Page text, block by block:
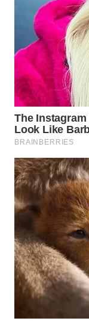
LIKUPANG
WN
LABUANBAJO
WN
BORNEO
Wahana
Media
WAHANA
NEWS
TANI
WAHANA
ADVOKAT